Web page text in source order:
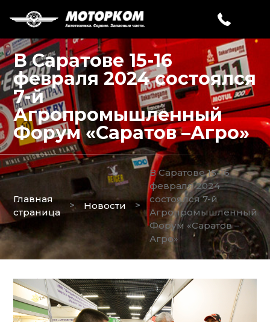
В Саратове 15-16
февраля 2024 состоялся
7-й
Агропромышленный
Форум «Саратов –Агро»
Главная
страница
> Новости >
В Саратове 15-16
февраля 2024
состоялся 7-й
Агропромышленный
Форум «Саратов –
Агро»